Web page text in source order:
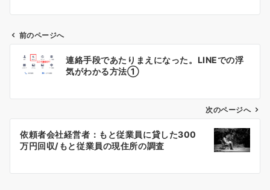
ン
前のページへ
連絡手段であたりまえになった。LINEでの浮
気がわかる方法①
次のページへ
依頼者会社経営者：もと従業員に貸した300
万円回収/もと従業員の現住所の調査